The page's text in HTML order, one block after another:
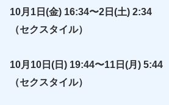
10月1日(金) 16:34〜2日(土) 2:34
（セクスタイル）
10月10日(日) 19:44〜11日(月) 5:44
（セクスタイル）